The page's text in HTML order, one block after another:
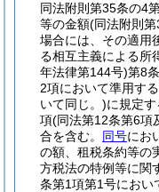
同法附則第35条の4
等の金額(同法附則
場合には、その適用
る相互主義による所
年法律第144号)第8
2項において準用する
いて同じ。)に規定
項(同法第12条第6項
合を含む。 同号にお
の額、租税条約等の
方税法の特例等に関
条第1項第1号におい